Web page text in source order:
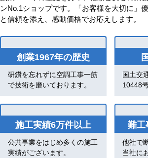
ンNo.1ショップです。「お客様を大切に」
と信頼を添え、感動価格でお応えします。
創業1967年の歴史
研鑽を忘れずに空調工事一筋
で技術を磨いております。
国土交
10448
施工実績6万件以上
公共事業をはじめ多くの施工
実績がございます。
難
他社で
当社に